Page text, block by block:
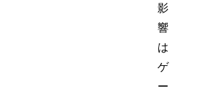
影
響
は
ゲ
ー